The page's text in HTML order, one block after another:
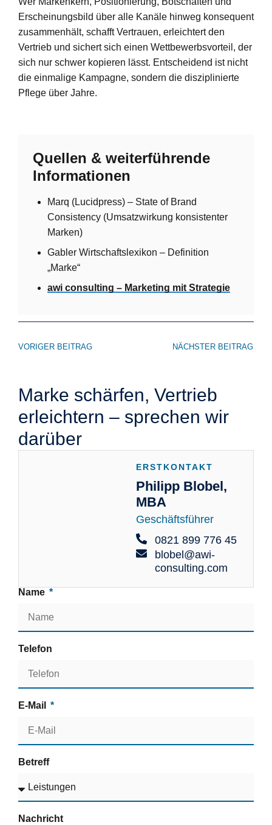
Erscheinungsbild über alle Kanäle hinweg konsequent
zusammenhält, schafft Vertrauen, erleichtert den
Vertrieb und sichert sich einen Wettbewerbsvorteil, der
sich nur schwer kopieren lässt. Entscheidend ist nicht
die einmalige Kampagne, sondern die disziplinierte
Pflege über Jahre.
Quellen & weiterführende
Informationen
Marq (Lucidpress) – State of Brand
Consistency (Umsatzwirkung konsistenter
Marken)
Gabler Wirtschaftslexikon – Definition
„Marke“
awi consulting – Marketing mit Strategie
VORIGER BEITRAG NÄCHSTER BEITRAG
Marke schärfen, Vertrieb
erleichtern – sprechen wir
darüber
Name
Telefon
E-Mail
Betreff
Nachricht
ERSTKONTAKT
Philipp Blobel,
MBA
Geschäftsführer
0821 899 776 45
blobel@awi-
consulting.com